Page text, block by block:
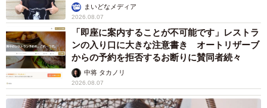
まいどなメディア
2026.08.07
「即座に案内することが不可能です」レストラ
ンの入り口に大きな注意書き オートリザーブ
からの予約を拒否するお断りに賛同者続々
中将 タカノリ
2026.08.07